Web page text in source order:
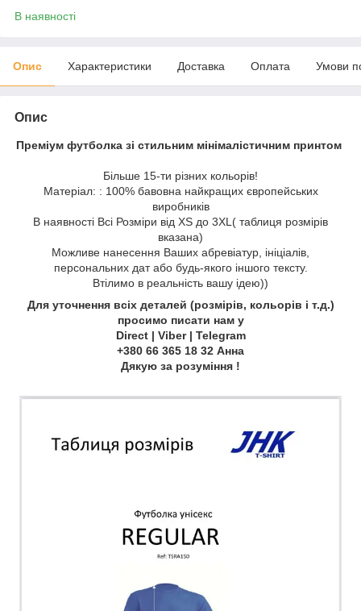
В наявності
Опис Характеристики Доставка Оплата Умови
Опис
Преміум футболка зі стильним мінімалістичним принтом
Більше 15-ти різних кольорів!
Матеріал: : 100% бавовна найкращих європейських
виробників
В наявності Всі Розміри від XS до 3XL( таблиця розмірів
вказана)
Можливе нанесення Ваших абревіатур, ініціалів,
персональних дат або будь-якого іншого тексту.
Втілимо в реальність вашу ідею))
Для уточнення всіх деталей (розмірів, кольорів і т.д.)
просимо писати нам у
Direct | Viber | Telegram
+380 66 365 18 32 Анна
Дякую за розуміння !